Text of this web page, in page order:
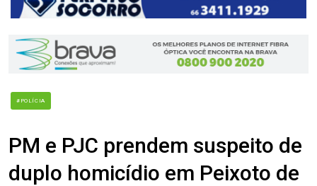
#POLÍCIA
PM e PJC prendem suspeito de
duplo homicídio em Peixoto de